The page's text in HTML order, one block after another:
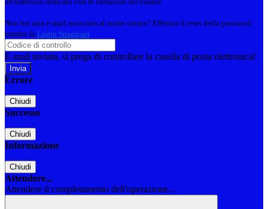
Non hai una e-mail associata al nome utente? Effettua il reset della password
tramite la Login Spaggiari
E-mail inviata, si prega di controllare la casella di posta elettronica!
Errore
Chiudi
Successo
Chiudi
Informazione
Chiudi
Attendere...
Attendere il completamento dell'operazione...